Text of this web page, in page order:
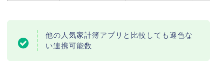
他の人気家計簿アプリと比較しても遜色な
い連携可能数